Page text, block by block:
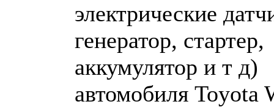
электрические
генератор, стартер,
аккумулятор и т д)
автомобиля Toyota